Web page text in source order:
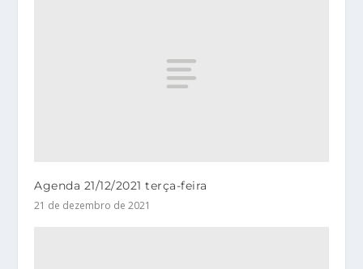
Agenda 21/12/2021 terça-feira
21 de dezembro de 2021